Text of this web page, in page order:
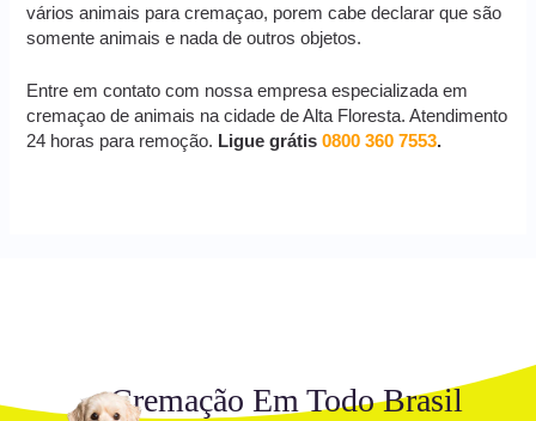
vários animais para cremaçao, porem cabe declarar que são
somente animais e nada de outros objetos.
Entre em contato com nossa empresa especializada em
cremaçao de animais na cidade de Alta Floresta. Atendimento
24 horas para remoção. Ligue grátis0800 360 7553.
Cremação Em Todo Brasil